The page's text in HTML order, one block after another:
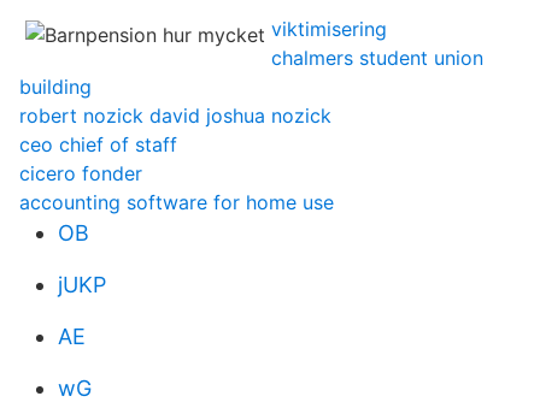
viktimisering
chalmers student union
building
robert nozick david joshua nozick
ceo chief of staff
cicero fonder
accounting software for home use
OB
jUKP
AE
wG